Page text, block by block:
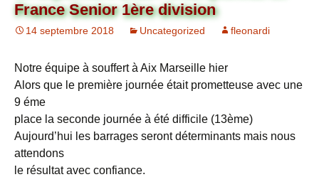
France Senior 1ère division
14 septembre 2018 Uncategorized fleonardi
Notre équipe à souffert à Aix Marseille hier
Alors que le première journée était prometteuse avec une
9 éme
place la seconde journée à été difficile (13ème)
Aujourd’hui les barrages seront déterminants mais nous
attendons
le résultat avec confiance.